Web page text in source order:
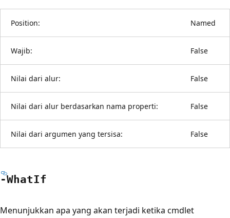
Position: Named
Wajib: False
Nilai dari alur: False
Nilai dari alur berdasarkan nama properti: False
Nilai dari argumen yang tersisa: False
-WhatIf
Menunjukkan apa yang akan terjadi ketika cmdlet